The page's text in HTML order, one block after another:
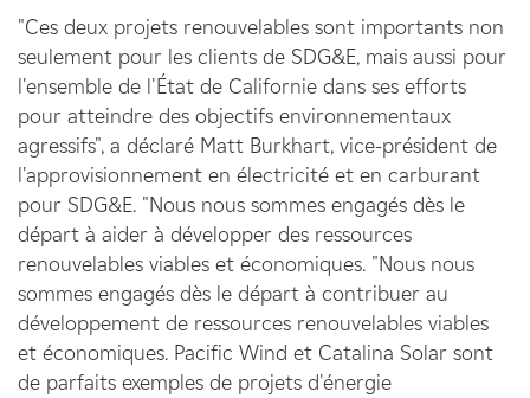
"Ces deux projets renouvelables sont importants non
seulement pour les clients de SDG&E, mais aussi pour
l'ensemble de l'État de Californie dans ses efforts
pour atteindre des objectifs environnementaux
agressifs", a déclaré Matt Burkhart, vice-président de
l'approvisionnement en électricité et en carburant
pour SDG&E. "Nous nous sommes engagés dès le
départ à aider à développer des ressources
renouvelables viables et économiques. "Nous nous
sommes engagés dès le départ à contribuer au
développement de ressources renouvelables viables
et économiques. Pacific Wind et Catalina Solar sont
de parfaits exemples de projets d'énergie